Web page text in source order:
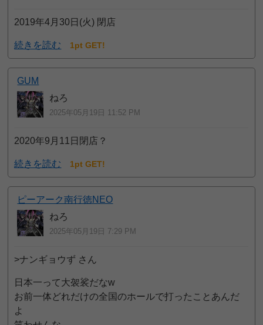
2019年4月30日(火) 閉店
続きを読む 1pt GET!
GUM
ねろ
2025年05月19日 11:52 PM
2020年9月11日閉店？
続きを読む 1pt GET!
ピーアーク南行徳NEO
ねろ
2025年05月19日 7:29 PM
>ナンギョウず さん
日本一って大袈裟だなw
お前一体どれだけの全国のホールで打ったことあんだ
よ